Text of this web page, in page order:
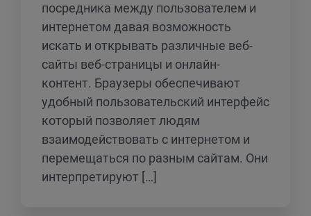
посредника между пользователем и
интернетом давая возможность
искать и открывать различные веб-
сайты веб-страницы и онлайн-
контент. Браузеры обеспечивают
удобный пользовательский интерфейс
который позволяет людям
взаимодействовать с интернетом и
перемещаться по разным сайтам. Они
интерпретируют […]